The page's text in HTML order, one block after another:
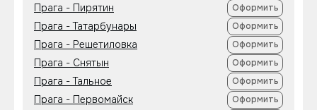
Прага - Пирятин Оформить
Прага - Татарбунары Оформить
Прага - Решетиловка Оформить
Прага - Снятын Оформить
Прага - Тальное Оформить
Прага - Первомайск Оформить